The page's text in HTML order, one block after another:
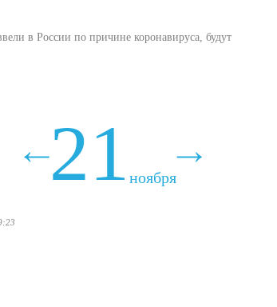
в России по причине коронавируса, будут
ноября
21